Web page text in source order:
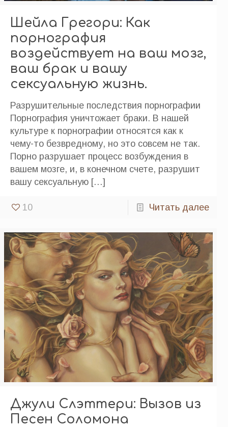
Шейла Грегори: Как
порнография
воздействует на ваш мозг,
ваш брак и вашу
сексуальную жизнь.
Разрушительные последствия порнографии
Порнография уничтожает браки. В нашей
культуре к порнографии относятся как к
чему-то безвредному, но это совсем не так.
Порно разрушает процесс возбуждения в
вашем мозге, и, в конечном счете, разрушит
вашу сексуальную […]
10 Читать далее
Джули Слэттери: Вызов из
Песен Соломона